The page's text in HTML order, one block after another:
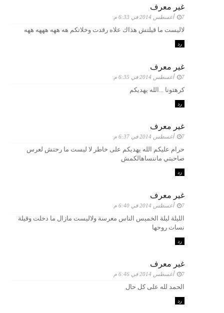
غير معرف
7 أغسطس 2014 في 6:33 م
لاليست ما قيلتش هذاك علاه رقدت وخلاتكم هه ههه هههه ههه
رد
غير معرف
7 أغسطس 2014 في 6:35 م
كرهتونا ...الله يهديكم
رد
غير معرف
7 أغسطس 2014 في 6:37 م
حرام عليكم الله يهديكم على خاطر لا ليست ما رحتش لعرس
صاحبتي ماننساهالكمش
رد
غير معرف
7 أغسطس 2014 في 6:40 م
الليلة ليلة الخميس الناس معرسة ولاليست مازال ما دخلت وقيلة
نسات روحها
رد
غير معرف
7 أغسطس 2014 في 6:46 م
الحمد لله على كل حال
رد